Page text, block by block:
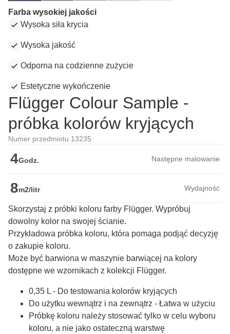
Farba wysokiej jakości
Wysoka siła krycia
Wysoka jakość
Odporna na codzienne zużycie
Estetyczne wykończenie
Flügger Colour Sample -
próbka kolorów kryjących
Numer przedmiotu 13235
4Godz. Następne malowanie
8m2/litr Wydajność
Skorzystaj z próbki koloru farby Flügger. Wypróbuj
dowolny kolor na swojej ścianie.
Przykładowa próbka koloru, która pomaga podjąć decyzję
o zakupie koloru.
Może być barwiona w maszynie barwiącej na kolory
dostępne we wzornikach z kolekcji Flügger.
0,35 L - Do testowania kolorów kryjących
Do użytku wewnątrz i na zewnątrz - Łatwa w użyciu
Próbkę koloru należy stosować tylko w celu wyboru
koloru, a nie jako ostateczną warstwę